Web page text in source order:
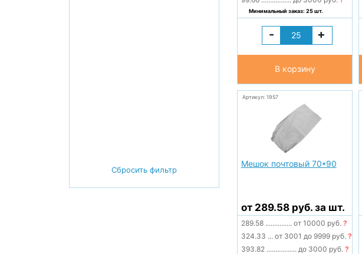
Сбросить фильтр
Минимальный заказ: 25 шт.
- +
В корзину
Артикул: 1957
Мешок почтовый 70*90
от 289.58 руб. за шт.
289.58 ............... от 10000 руб. ?
324.33 ... от 3001 до 9999 руб. ?
393.82 ................. до 3000 руб. ?